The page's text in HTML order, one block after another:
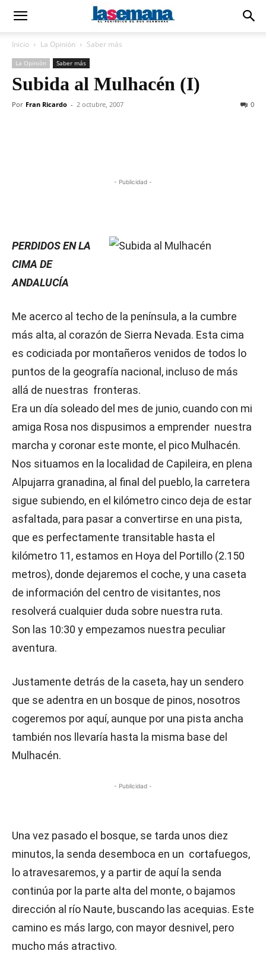
Inicio La Opinión Saber más
La Opinión Saber más
Subida al Mulhacén (I)
Por Fran Ricardo - 2 octubre, 2007 0
- Publicidad -
PERDIDOS EN LA
CIMA DE
ANDALUCÍA
Me acerco al techo de la península, a la cumbre
más alta, al corazón de Sierra Nevada. Esta cima
es codiciada por montañeros venidos de todos lo
puntos de la geografía nacional, incluso de más
allá de nuestras fronteras.
Era un día soleado del mes de junio, cuando con mi
amiga Rosa nos dispusimos a emprender nuestra
marcha y coronar este monte, el pico Mulhacén.
Nos situamos en la localidad de Capileira, en plena
Alpujarra granadina, al final del pueblo, la carretera
sigue subiendo, en el kilómetro cinco deja de estar
asfaltada, para pasar a convertirse en una pista,
que es perfectamente transitable hasta el
kilómetro 11, estamos en Hoya del Portillo (2.150
metros), donde dejaremos el coche, y una caseta
de información del centro de visitantes, nos
resolverá cualquier duda sobre nuestra ruta.
Son las 10:30 y empezamos nuestra peculiar
aventura.
Justamente detrás de la caseta, hay un sendero
que se adentra en un bosque de pinos, nosotros
cogeremos por aquí, aunque por una pista ancha
también nos llevaría hasta la misma base del
Mulhacén.
- Publicidad -
Una vez pasado el bosque, se tarda unos diez
minutos, la senda desemboca en un cortafuegos,
lo atravesaremos, y a partir de aquí la senda
continúa por la parte alta del monte, o bajamos
dirección al río Naute, buscando las acequias. Este
camino es más largo, con mayor desnivel, pero
mucho más atractivo.